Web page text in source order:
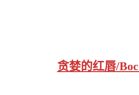
贪婪的红唇/